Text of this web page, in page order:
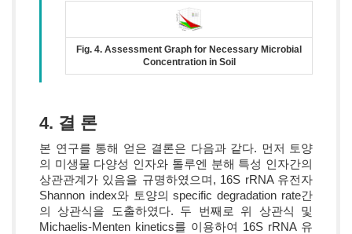
Fig. 4. Assessment Graph for Necessary Microbial
Concentration in Soil
4. 결 론
본 연구를 통해 얻은 결론은 다음과 같다. 먼저 토양
의 미생물 다양성 인자와 톨루엔 분해 특성 인자간의
상관관계가 있음을 규명하였으며, 16S rRNA 유전자
Shannon index와 토양의 specific degradation rate간
의 상관식을 도출하였다. 두 번째로 위 상관식 및
Michaelis-Menten kinetics를 이용하여 16S rRNA 유